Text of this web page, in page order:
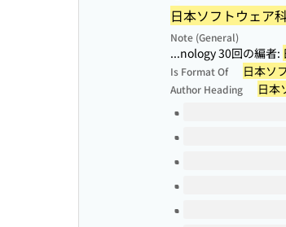
日本ソフトウェア
Note (General)
...nology 30回の編者:
Is Format Of 日本ソ
Author Heading 日本
Volumes of this title